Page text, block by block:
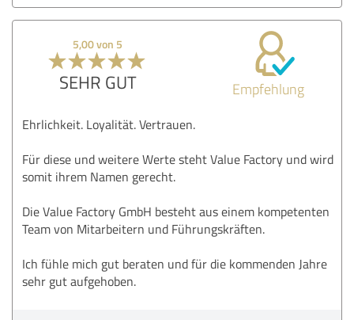
5,00 von 5
SEHR GUT Empfehlung
Ehrlichkeit. Loyalität. Vertrauen.
Für diese und weitere Werte steht Value Factory und wird
somit ihrem Namen gerecht.
Die Value Factory GmbH besteht aus einem kompetenten
Team von Mitarbeitern und Führungskräften.
Ich fühle mich gut beraten und für die kommenden Jahre
sehr gut aufgehoben.